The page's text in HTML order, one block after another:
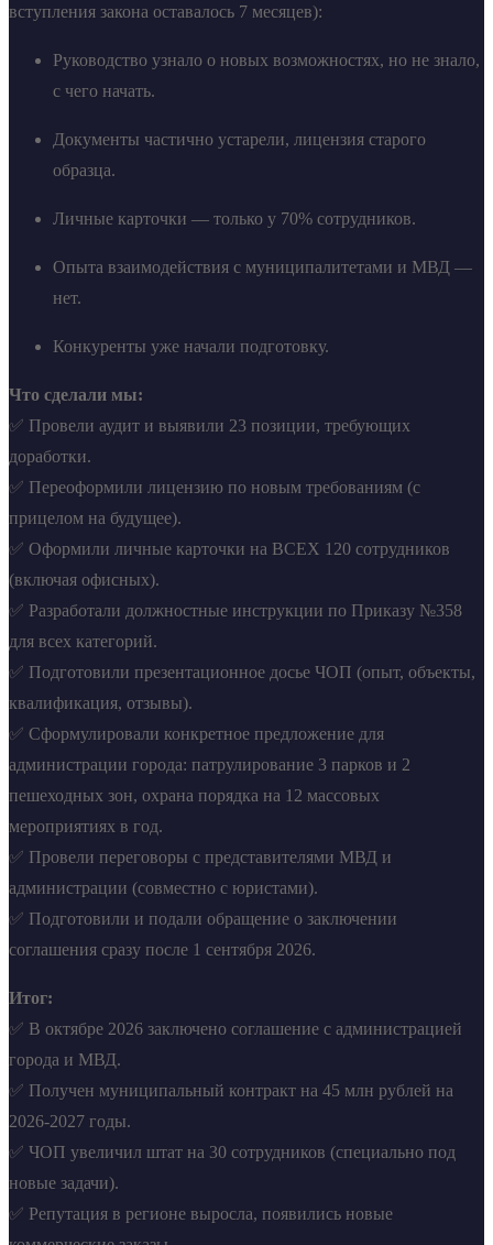
вступления закона оставалось 7 месяцев):
Руководство узнало о новых возможностях, но не знало,
с чего начать.
Документы частично устарели, лицензия старого
образца.
Личные карточки — только у 70% сотрудников.
Опыта взаимодействия с муниципалитетами и МВД —
нет.
Конкуренты уже начали подготовку.
Что сделали мы:
✅ Провели аудит и выявили 23 позиции, требующих
доработки.
✅ Переоформили лицензию по новым требованиям (с
прицелом на будущее).
✅ Оформили личные карточки на ВСЕХ 120 сотрудников
(включая офисных).
✅ Разработали должностные инструкции по Приказу №358
для всех категорий.
✅ Подготовили презентационное досье ЧОП (опыт, объекты,
квалификация, отзывы).
✅ Сформулировали конкретное предложение для
администрации города: патрулирование 3 парков и 2
пешеходных зон, охрана порядка на 12 массовых
мероприятиях в год.
✅ Провели переговоры с представителями МВД и
администрации (совместно с юристами).
✅ Подготовили и подали обращение о заключении
соглашения сразу после 1 сентября 2026.
Итог:
✅ В октябре 2026 заключено соглашение с администрацией
города и МВД.
✅ Получен муниципальный контракт на 45 млн рублей на
2026-2027 годы.
✅ ЧОП увеличил штат на 30 сотрудников (специально под
новые задачи).
✅ Репутация в регионе выросла, появились новые